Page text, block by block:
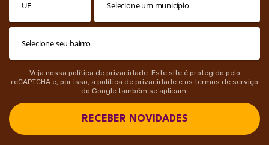
Veja nossa política de privacidade. Este site é protegido pelo
reCAPTCHA e, por isso, a política de privacidade e os termos de serviço
do Google também se aplicam.
RECEBER NOVIDADES